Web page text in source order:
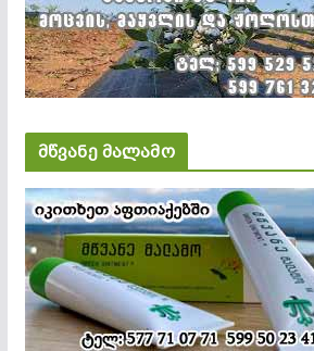
მწვანე მალამო